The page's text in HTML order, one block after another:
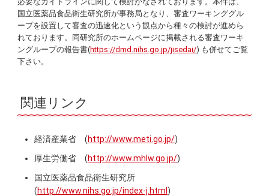
国立医薬品食品衛生研究所が事務局となり、審査ワーキンググル
ープを設置して審査の迅速化という観点から種々の検討が進めら
れております。同研究所のホームページに掲載される審査ワーキ
ングループの報告書(https://dmd.nihs.go.jp/jisedai/) も併せてご覧
下さい。
関連リンク
経済産業省 (http://www.meti.go.jp/)
厚生労働省 (http://www.mhlw.go.jp/)
国立医薬品食品衛生研究所
(http://www.nihs.go.jp/index-j.html)